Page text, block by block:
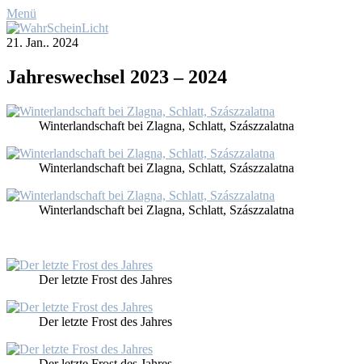
Menü
21. Jan.. 2024
Jah­res­wech­sel 2023 – 2024
Win­ter­land­schaft bei Zlag­na, Schlatt, Szá­szzalat­na
Win­ter­land­schaft bei Zlag­na, Schlatt, Szá­szzalat­na
Win­ter­land­schaft bei Zlag­na, Schlatt, Szá­szzalat­na
Der letz­te Frost des Jah­res
Der letz­te Frost des Jah­res